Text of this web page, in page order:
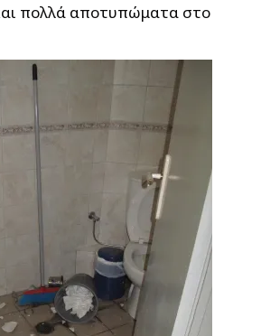
πολλά αποτυπώματα στο